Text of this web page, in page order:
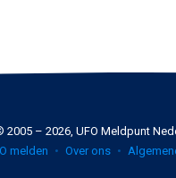
2005 – 2026, UFO Meldpunt
melden
Over ons